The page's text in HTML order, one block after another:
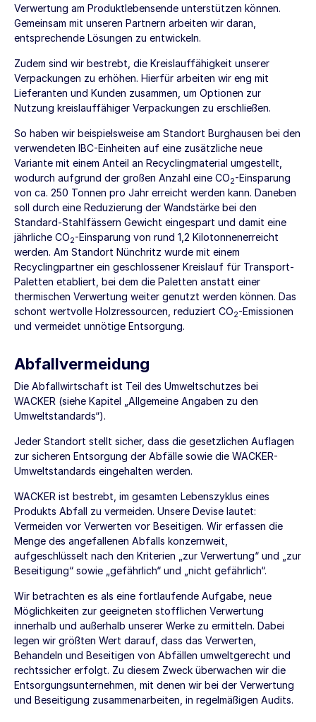
Verwertung am Produktlebensende unterstützen können.
Gemeinsam mit unseren Partnern arbeiten wir daran,
entsprechende Lösungen zu entwickeln.
Zudem sind wir bestrebt, die Kreislauffähigkeit unserer
Verpackungen zu erhöhen. Hierfür arbeiten wir eng mit
Lieferanten und Kunden zusammen, um Optionen zur
Nutzung kreislauffähiger Verpackungen zu erschließen.
So haben wir beispielsweise am Standort Burghausen bei den
verwendeten IBC-Einheiten auf eine zusätzliche neue
Variante mit einem Anteil an Recyclingmaterial umgestellt,
wodurch aufgrund der großen Anzahl eine CO2-Einsparung
von ca. 250 Tonnen pro Jahr erreicht werden kann. Daneben
soll durch eine Reduzierung der Wandstärke bei den
Standard-Stahlfässern Gewicht eingespart und damit eine
jährliche CO2-Einsparung von rund 1,2 Kilotonnenerreicht
werden. Am Standort Nünchritz wurde mit einem
Recyclingpartner ein geschlossener Kreislauf für Transport-
Paletten etabliert, bei dem die Paletten anstatt einer
thermischen Verwertung weiter genutzt werden können. Das
schont wertvolle Holzressourcen, reduziert CO2-Emissionen
und vermeidet unnötige Entsorgung.
Abfallvermeidung
Die Abfallwirtschaft ist Teil des Umweltschutzes bei
WACKER (siehe Kapitel „ Allgemeine Angaben zu den
Umweltstandards“).
Jeder Standort stellt sicher, dass die gesetzlichen Auflagen
zur sicheren Entsorgung der Abfälle sowie die WACKER-
Umweltstandards eingehalten werden.
WACKER ist bestrebt, im gesamten Lebenszyklus eines
Produkts Abfall zu vermeiden. Unsere Devise lautet:
Vermeiden vor Verwerten vor Beseitigen. Wir erfassen die
Menge des angefallenen Abfalls konzernweit,
aufgeschlüsselt nach den Kriterien „zur Verwertung“ und „zur
Beseitigung“ sowie „gefährlich“ und „nicht gefährlich“.
Wir betrachten es als eine fortlaufende Aufgabe, neue
Möglichkeiten zur geeigneten stofflichen Verwertung
innerhalb und außerhalb unserer Werke zu ermitteln. Dabei
legen wir größten Wert darauf, dass das Verwerten,
Behandeln und Beseitigen von Abfällen umweltgerecht und
rechtssicher erfolgt. Zu diesem Zweck überwachen wir die
Entsorgungsunternehmen, mit denen wir bei der Verwertung
und Beseitigung zusammenarbeiten, in regelmäßigen Audits.